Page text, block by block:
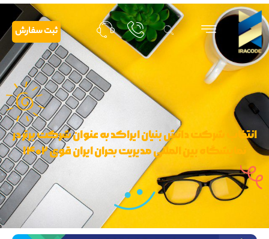
ثبت سفارش
انتخاب شرکت دانش بنیان ایراکد به عنوان شرکت برتر در
نمایشگاه بین المللی مدیریت بحران ایران قوی ۱۴۰۲